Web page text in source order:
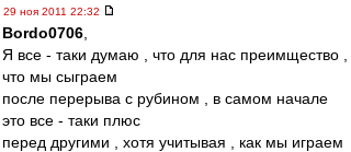
29 ноя 2011 22:32
Bordo0706
Я все - таки думаю , что для нас преимщество ,
что мы сыграем
после перерыва с рубином , в самом начале
это все - таки плюс
перед другими , хотя учитывая , как мы играем